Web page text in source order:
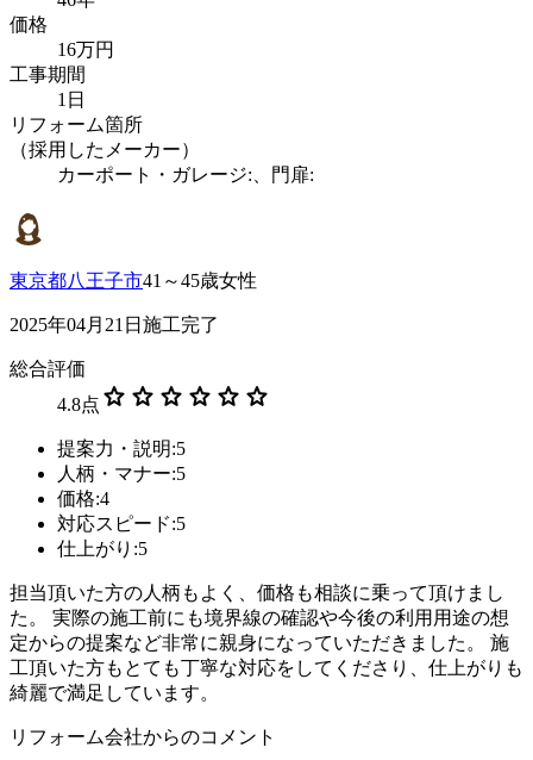
価格
16万円
工事期間
1日
リフォーム箇所
（採用したメーカー）
カーポート・ガレージ:、門扉:
東京都八王子市41～45歳女性
2025年04月21日施工完了
総合評価
4.8点 star star star star star star
提案力・説明:5
人柄・マナー:5
価格:4
対応スピード:5
仕上がり:5
担当頂いた方の人柄もよく、価格も相談に乗って頂けまし
た。 実際の施工前にも境界線の確認や今後の利用用途の想
定からの提案など非常に親身になっていただきました。 施
工頂いた方もとても丁寧な対応をしてくださり、仕上がりも
綺麗で満足しています。
リフォーム会社からのコメント